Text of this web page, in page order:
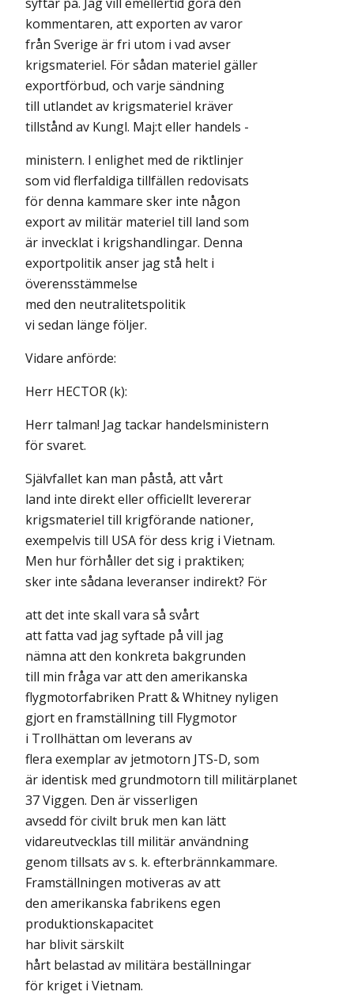
kommentaren, att exporten av varor
från Sverige är fri utom i vad avser
krigsmateriel. För sådan materiel gäller
exportförbud, och varje sändning
till utlandet av krigsmateriel kräver
tillstånd av Kungl. Maj:t eller handels -
ministern. I enlighet med de riktlinjer
som vid flerfaldiga tillfällen redovisats
för denna kammare sker inte någon
export av militär materiel till land som
är invecklat i krigshandlingar. Denna
exportpolitik anser jag stå helt i
överensstämmelse
med den neutralitetspolitik
vi sedan länge följer.
Vidare anförde:
Herr HECTOR (k):
Herr talman! Jag tackar handelsministern
för svaret.
Självfallet kan man påstå, att vårt
land inte direkt eller officiellt levererar
krigsmateriel till krigförande nationer,
exempelvis till USA för dess krig i Vietnam.
Men hur förhåller det sig i praktiken;
sker inte sådana leveranser indirekt? För
att det inte skall vara så svårt
att fatta vad jag syftade på vill jag
nämna att den konkreta bakgrunden
till min fråga var att den amerikanska
flygmotorfabriken Pratt & Whitney nyligen
gjort en framställning till Flygmotor
i Trollhättan om leverans av
flera exemplar av jetmotorn JTS-D, som
är identisk med grundmotorn till militärplanet
37 Viggen. Den är visserligen
avsedd för civilt bruk men kan lätt
vidareutvecklas till militär användning
genom tillsats av s. k. efterbrännkammare.
Framställningen motiveras av att
den amerikanska fabrikens egen
produktionskapacitet
har blivit särskilt
hårt belastad av militära beställningar
för kriget i Vietnam.